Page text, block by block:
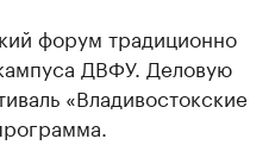
форум традиционно
ДВФУ. Деловую
«Владивостокские